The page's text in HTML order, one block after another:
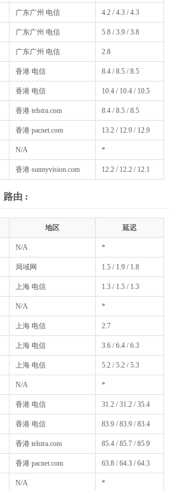
广东广州 电信 4.2 / 4.3 / 4.3
广东广州 电信 5.8 / 3.9 / 3.8
广东广州 电信 2.8
香港 电信 8.4 / 8.5 / 8.5
香港 电信 10.4 / 10.4 / 10.5
香港 telstra.com 8.4 / 8.5 / 8.5
香港 pacnet.com 13.2 / 12.9 / 12.9
N/A *
香港 sunnyvision.com 12.2 / 12.2 / 12.1
路由 :
地区 延迟
N/A *
局域网 1.5 / 1.9 / 1.8
上海 电信 1.3 / 1.5 / 1.3
N/A *
上海 电信 2.7
上海 电信 3.6 / 6.4 / 6.3
上海 电信 5.2 / 5.2 / 5.3
N/A *
香港 电信 31.2 / 31.2 / 35.4
香港 电信 83.9 / 83.9 / 83.4
香港 telstra.com 85.4 / 85.7 / 85.9
香港 pacnet.com 63.8 / 64.3 / 64.3
N/A *